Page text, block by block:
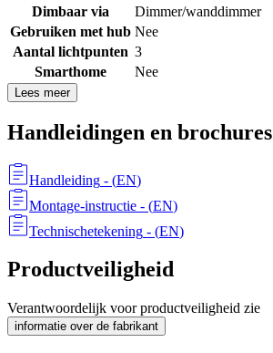
Dimbaar via
Dimmer/wanddimmer
Gebruiken met hub Nee
Aantal lichtpunten 3
Smarthome
Nee
Lees meer
Handleidingen en brochures
Handleiding - (EN)
Montage-instructie - (EN)
Technischetekening - (EN)
Productveiligheid
Verantwoordelijk voor productveiligheid zie
informatie over de fabrikant